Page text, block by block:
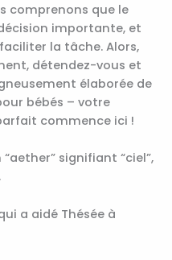
comprenons que le
importante, et
la tâche. Alors,
détendez-vous et
élaborée de
bébés – votre
commence ici !
signifiant “ciel”,
a aidé Thésée à